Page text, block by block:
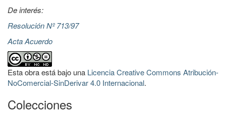
De interés:
Resolución Nº 713/97
Acta Acuerdo
Esta obra está bajo una Licencia Creative Commons Atribución-
NoComercial-SinDerivar 4.0 Internacional.
Colecciones